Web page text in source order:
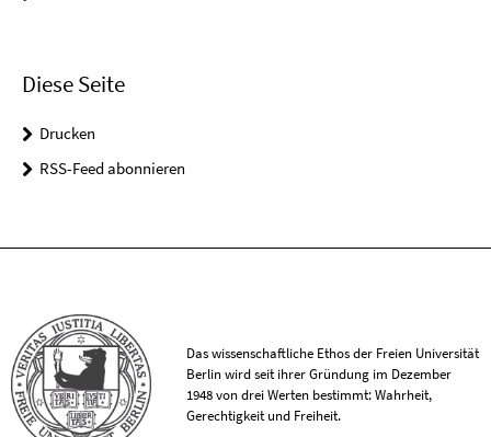
Diese Seite
Drucken
RSS-Feed abonnieren
Das wissenschaftliche Ethos der Freien Universität
Berlin wird seit ihrer Gründung im Dezember
1948 von drei Werten bestimmt: Wahrheit,
Gerechtigkeit und Freiheit.